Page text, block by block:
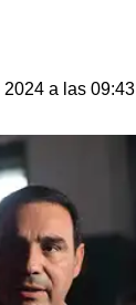
2024 a las 09:43